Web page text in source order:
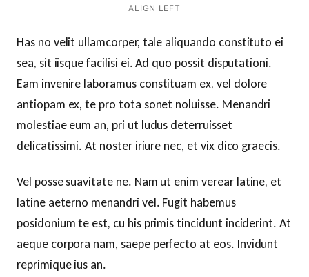
ALIGN LEFT
Has no velit ullamcorper, tale aliquando constituto ei
sea, sit iisque facilisi ei. Ad quo possit disputationi.
Eam invenire laboramus constituam ex, vel dolore
antiopam ex, te pro tota sonet noluisse. Menandri
molestiae eum an, pri ut ludus deterruisset
delicatissimi. At noster iriure nec, et vix dico graecis.
Vel posse suavitate ne. Nam ut enim verear latine, et
latine aeterno menandri vel. Fugit habemus
posidonium te est, cu his primis tincidunt inciderint. At
aeque corpora nam, saepe perfecto at eos. Invidunt
reprimique ius an.